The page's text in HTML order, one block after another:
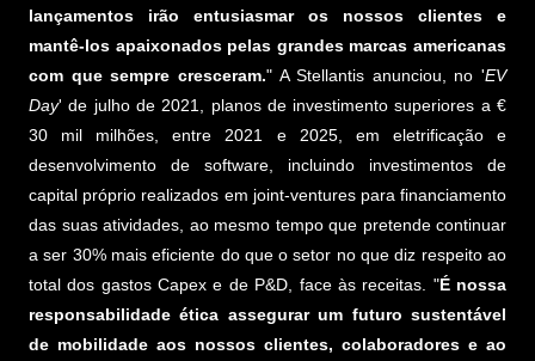
lançamentos irão entusiasmar os nossos clientes e
mantê-los apaixonados pelas grandes marcas americanas
com que sempre cresceram." A Stellantis anunciou, no 'EV
Day' de julho de 2021, planos de investimento superiores a €
30 mil milhões, entre 2021 e 2025, em eletrificação e
desenvolvimento de software, incluindo investimentos de
capital próprio realizados em joint-ventures para financiamento
das suas atividades, ao mesmo tempo que pretende continuar
a ser 30% mais eficiente do que o setor no que diz respeito ao
total dos gastos Capex e de P&D, face às receitas. "É nossa
responsabilidade ética assegurar um futuro sustentável
de mobilidade aos nossos clientes, colaboradores e ao